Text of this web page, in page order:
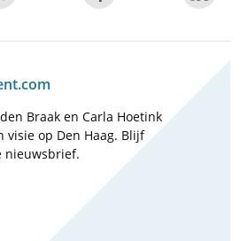
Braak en Carla Hoetink
visie op Den Haag. Blijf
nieuwsbrief.